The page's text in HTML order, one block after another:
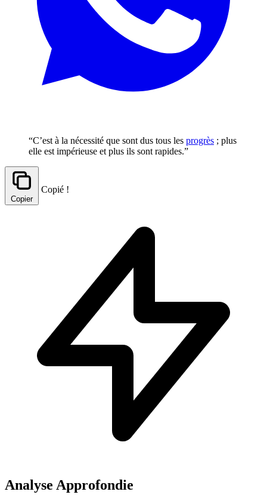
“C’est à la nécessité que sont dus tous les progrès ; plus
elle est impérieuse et plus ils sont rapides.”
Copier
Copié !
Analyse Approfondie